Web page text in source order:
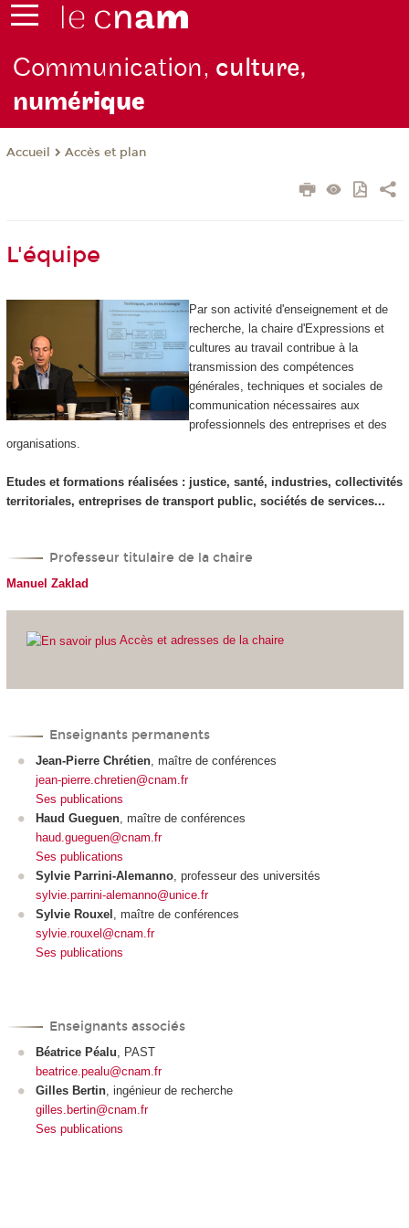
Communication, culture,
numérique
Accueil Accès et plan
L'équipe
Par son activité d'enseignement et de
recherche, la chaire d'Expressions et
cultures au travail contribue à la
transmission des compétences
générales, techniques et sociales de
communication nécessaires aux
professionnels des entreprises et des
organisations.
Etudes et formations réalisées : justice, santé, industries, collectivités
territoriales, entreprises de transport public, sociétés de services...
Professeur titulaire de la chaire
Manuel Zaklad
Accès et adresses de la chaire
Enseignants permanents
Jean-Pierre Chrétien, maître de conférences
jean-pierre.chretien@cnam.fr
Ses publications
Haud Gueguen, maître de conférences
haud.gueguen@cnam.fr
Ses publications
Sylvie Parrini-Alemanno, professeur des universités
sylvie.parrini-alemanno@unice.fr
Sylvie Rouxel , maître de conférences
sylvie.rouxel@cnam.fr
Ses publications
Enseignants associés
Béatrice Péalu, PAST
beatrice.pealu@cnam.fr
Gilles Bertin, ingénieur de recherche
gilles.bertin@cnam.fr
Ses publications